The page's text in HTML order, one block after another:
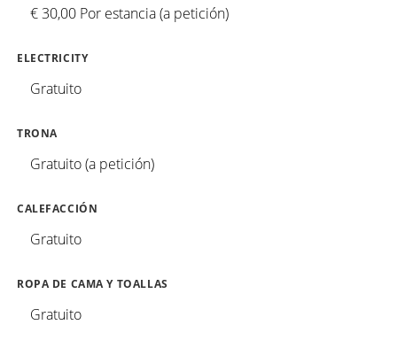
€ 30,00 Por estancia (a petición)
ELECTRICITY
Gratuito
TRONA
Gratuito (a petición)
CALEFACCIÓN
Gratuito
ROPA DE CAMA Y TOALLAS
Gratuito